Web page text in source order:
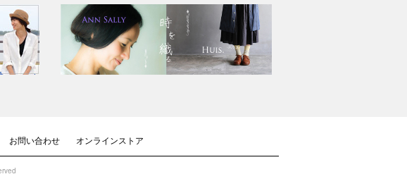
お問い合わせ オンラインストア